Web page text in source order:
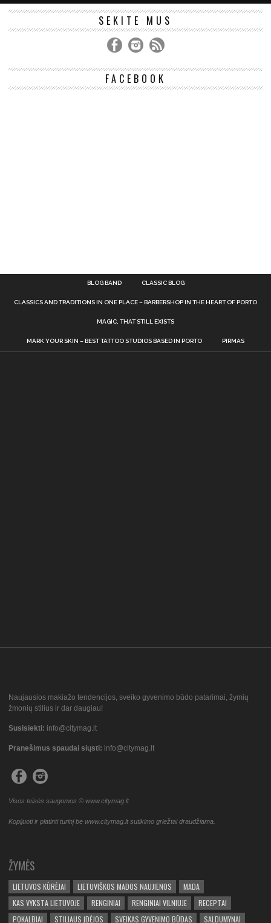
SEKITE MUS
FACEBOOK
BLOG BAND CLASSIC BLOG
CLASSICS AND TRADITIONS IN ONE PLACE – BARBERSHOP IN THE HEART OF PORTO
MAGIC, THAT STILL EXISTS
MARK YOUR SKIN – BEST TATTOO STUDIOS BASED IN PORTO PIRMAS
Naujausios makiažo tendencijos, sveiko gyvenimo būdo patarimai, žymių
žmonių stilius ir dar daugiau!
Susisiekti: info@citymag.lt
Pranešimus spaudai siųsti: info@citymag.lt
Visos teisės saugomos © www.citymag.lt
Kopijuoti ir platinti turinį be www.citymag.lt sutikimo griežtai draudžiama.
ŽYMĖS
LIETUVOS KŪRĖJAI LIETUVIŠKOS MADOS NAUJIENOS
MADA
KAS VYKSTA LIETUVOJE
RENGINIAI RENGINIAI VILNIUJE
RECEPTAI
POKALBIAI
STILIAUS ĮDĖJOS SVEIKAS GYVENIMO BŪDAS SALDUMYNAI